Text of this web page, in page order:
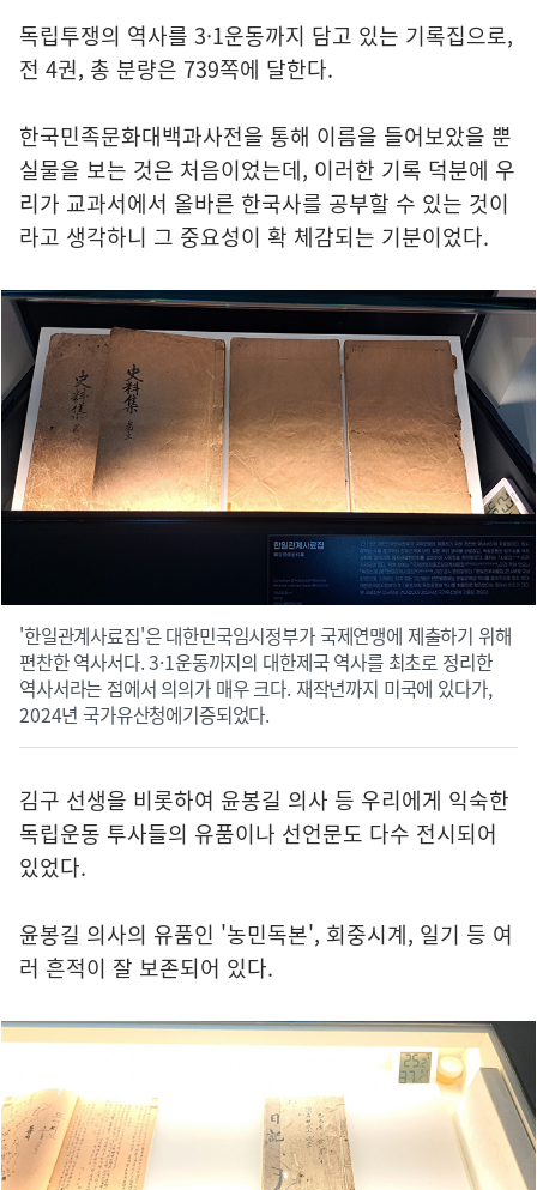
독립투쟁의 역사를 3·1운동까지 담고 있는 기록집으로,
전 4권, 총 분량은 739쪽에 달한다.
한국민족문화대백과사전을 통해 이름을 들어보았을 뿐
실물을 보는 것은 처음이었는데, 이러한 기록 덕분에 우
리가 교과서에서 올바른 한국사를 공부할 수 있는 것이
라고 생각하니 그 중요성이 확 체감되는 기분이었다.
'한일관계사료집'은 대한민국임시정부가 국제연맹에 제출하기 위해
편찬한 역사서다. 3·1운동까지의 대한제국 역사를 최초로 정리한
역사서라는 점에서 의의가 매우 크다. 재작년까지 미국에 있다가,
2024년 국가유산청에기증되었다.
김구 선생을 비롯하여 윤봉길 의사 등 우리에게 익숙한
독립운동 투사들의 유품이나 선언문도 다수 전시되어
있었다.
윤봉길 의사의 유품인 '농민독본', 회중시계, 일기 등 여
러 흔적이 잘 보존되어 있다.